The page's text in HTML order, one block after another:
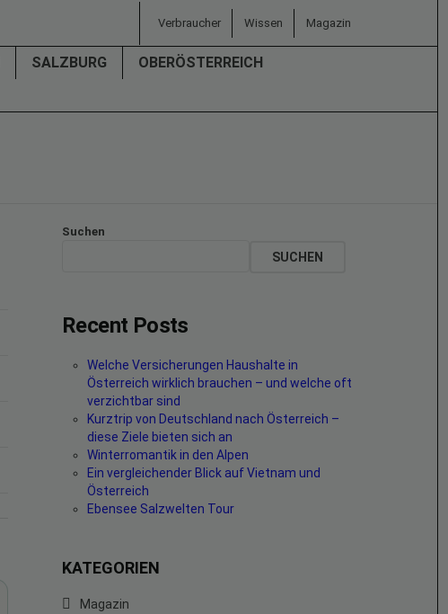
Verbraucher Wissen Magazin
SALZBURG
OBERÖSTERREICH
Suchen
SUCHEN
Recent Posts
Welche Versicherungen Haushalte in
Österreich wirklich brauchen – und welche oft
verzichtbar sind
Kurztrip von Deutschland nach Österreich –
diese Ziele bieten sich an
Winterromantik in den Alpen
Ein vergleichender Blick auf Vietnam und
Österreich
Ebensee Salzwelten Tour
KATEGORIEN
Magazin